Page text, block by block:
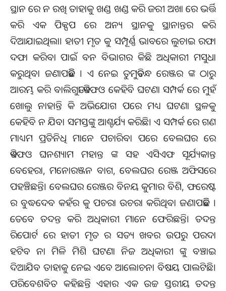
ସ୍ଥାନ ରେ ନ ରଖି ତାହାକୁ ଖଣ୍ଡ ଖଣ୍ଡ କରି ଜରୀ ଅଖା ରେ ଭର୍ତ୍ତି
କରି ଏକ ପିକ୍ପପ ରେ ଅନ୍ୟ ସ୍ଥାନକୁ ସ୍ଥାନାନ୍ତର କରି
ଦିଆଯାଇଥିଲା। ହାତୀ ମୃତ କୁ ସମ୍ପୂର୍ଣ୍ଣ ଭାବରେ ଲୁଚାଇ ରଫା
ଦଫା କରିବା ପାଇଁ ବନ ବିଭାଗର କିଛି ଅଧିକାରୀ ମସୁଧା
କରୁଥିବା ଜଣାପଡିଛି । ଏ ନେଇ ତୁମୁଡିବନ୍ଧ ରେଞ୍ଜର ଙ୍କ ଠାରୁ
ଆରମ୍ଭ କରି ବାଲିଗୁଡା ଡିଏଫଓ କେହିବି ଘଟଣା ସମ୍ପର୍କ ରେ ମୁହଁ
ଖୋଲୁ ନାହାନ୍ତି କି ଅଭିଯୋଗ ପରେ ମଧ୍ୟ ଘଟଣା ସ୍ଥଳକୁ
କେହିବି ନ ଯିବା ସମସ୍ତଙ୍କୁ ଆଶ୍ଚର୍ଯ୍ୟ କରିଛି। ଏ ସମ୍ପର୍କ ରେ ଗଣ
ମାଧ୍ୟମ ପ୍ରତିନିଧି ମାନେ ପଚାରିବା ପରେ ବେଲଘର ରେ
ଡିଏଫଓ ଘନଶ୍ୟାମ ମହାନ୍ତ ଙ୍କ ସହ ଏସିଏଫ ସୂର୍ଯ୍ୟକାନ୍ତ
ବେହେରା, ମନୋରଞ୍ଜନ ବାଗ, ବେଲଘର ରେଞ୍ଜ ଅଫିସରେ
ପହଞ୍ଚିଛନ୍ତି। ବେଲଘର ରେଞ୍ଜର ବିନୟ କୁମାର ବିଶି, ଫରେଷ୍ଟ
ର ବୁଦ୍ଧଦେବ କହଁର କୁ ପଚରା ଉଚରା କରିଥିବା ଜଣାପଡିଛି ।
ତେବେ ତଦନ୍ତ କରି ଅଧିକାରୀ ମାନେ ଫେରିଛନ୍ତି। ତଦନ୍ତ
ରିପୋର୍ଟ ରେ ହାତୀ ମୃତ ର ସତ୍ୟ ଖବର ଉପରୁ ପରଦା
ହଟିବ ନା ମିଳି ମିଶି ଘଟଣା ନିଜ ଅଧିକାରୀ ଙ୍କୁ ବଞ୍ଚାଇ
ଦିଆଯିବ ତାହାକୁ ନେଇ ଏବେ ଆଲୋଚନା ବିଷୟ ପାଲଟିଛି।
ପରିବେଶବିତ କହିଛନ୍ତି ଏହାର ଏକ ଉଚ୍ଚ ସ୍ତରୀୟ ତଦନ୍ତ